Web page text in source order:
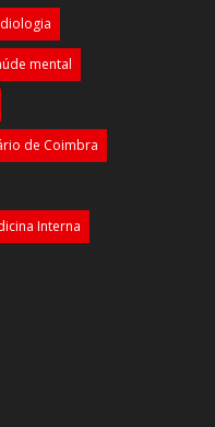
mental
de Coimbra
Interna